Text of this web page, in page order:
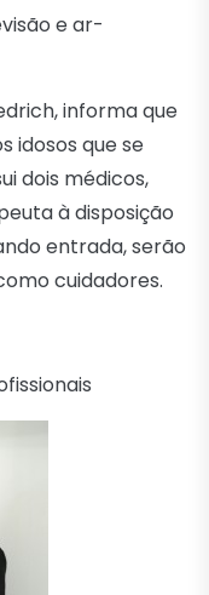
e ar-
informa que
idosos que se
dois médicos,
à disposição
entrada, serão
cuidadores.